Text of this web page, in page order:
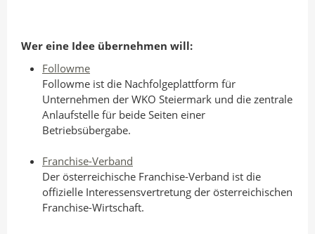
Wer eine Idee übernehmen will:
Followme
Followme ist die Nachfolgeplattform für
Unternehmen der WKO Steiermark und die zentrale
Anlaufstelle für beide Seiten einer
Betriebsübergabe.
Franchise-Verband
Der österreichische Franchise-Verband ist die
offizielle Interessensvertretung der österreichischen
Franchise-Wirtschaft.